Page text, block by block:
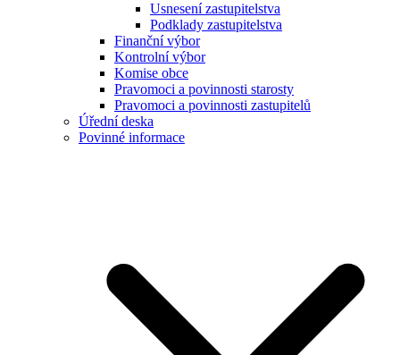
Usnesení zastupitelstva
Podklady zastupitelstva
Finanční výbor
Kontrolní výbor
Komise obce
Pravomoci a povinnosti starosty
Pravomoci a povinnosti zastupitelů
Úřední deska
Povinné informace